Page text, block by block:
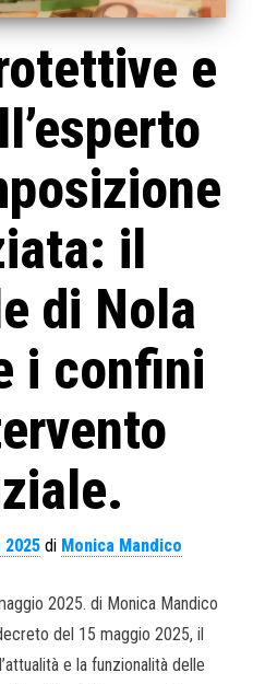
e
il
di Nola
i confini
2025 di Monica Mandico
2025. di Monica Mandico
del 15 maggio 2025, il
e la funzionalità delle